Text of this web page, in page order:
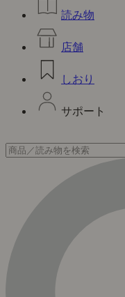
読み物
店舗
しおり
サポート